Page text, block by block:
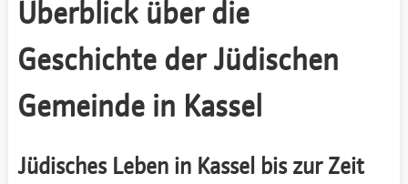
Überblick über die
Geschichte der Jüdischen
Gemeinde in Kassel
Jüdisches Leben in Kassel bis zur Zeit